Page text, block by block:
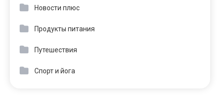
Новости плюс
Продукты питания
Путешествия
Спорт и йога